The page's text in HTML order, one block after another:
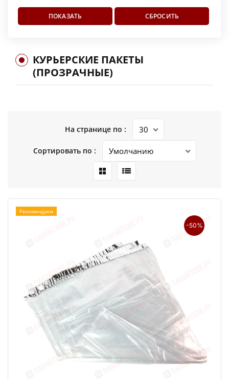
КУРЬЕРСКИЕ ПАКЕТЫ
(ПРОЗРАЧНЫЕ)
На странице по :
Сортировать по :
-50%
Рекомендуем